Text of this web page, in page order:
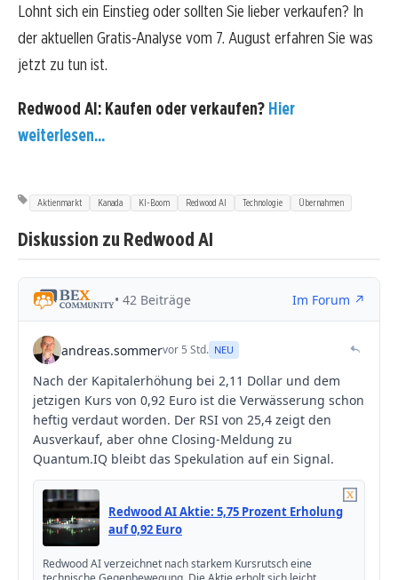
Lohnt sich ein Einstieg oder sollten Sie lieber verkaufen? In
der aktuellen Gratis-Analyse vom 7. August erfahren Sie was
jetzt zu tun ist.
Redwood AI: Kaufen oder verkaufen? Hier
weiterlesen...
Aktienmarkt Kanada KI-Boom Redwood AI Technologie Übernahmen
Diskussion zu Redwood AI